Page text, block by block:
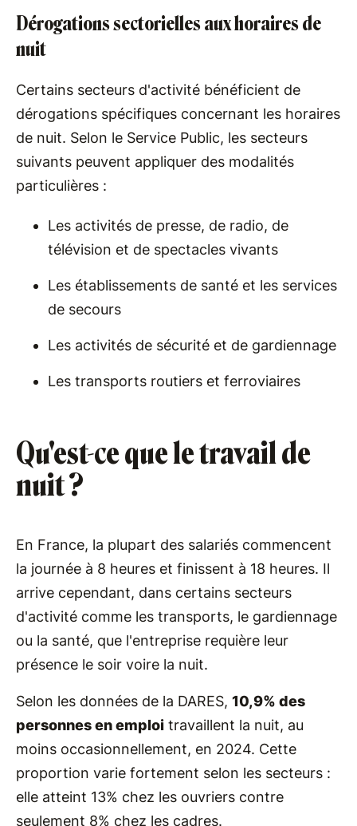
Dérogations sectorielles aux horaires de
nuit
Certains secteurs d'activité bénéficient de
dérogations spécifiques concernant les horaires
de nuit. Selon le Service Public, les secteurs
suivants peuvent appliquer des modalités
particulières :
Les activités de presse, de radio, de
télévision et de spectacles vivants
Les établissements de santé et les services
de secours
Les activités de sécurité et de gardiennage
Les transports routiers et ferroviaires
Qu'est-ce que le travail de
nuit ?
En France, la plupart des salariés commencent
la journée à 8 heures et finissent à 18 heures. Il
arrive cependant, dans certains secteurs
d'activité comme les transports, le gardiennage
ou la santé, que l'entreprise requière leur
présence le soir voire la nuit.
Selon les données de la DARES, 10,9% des
personnes en emploi travaillent la nuit, au
moins occasionnellement, en 2024. Cette
proportion varie fortement selon les secteurs :
elle atteint 13% chez les ouvriers contre
seulement 8% chez les cadres.